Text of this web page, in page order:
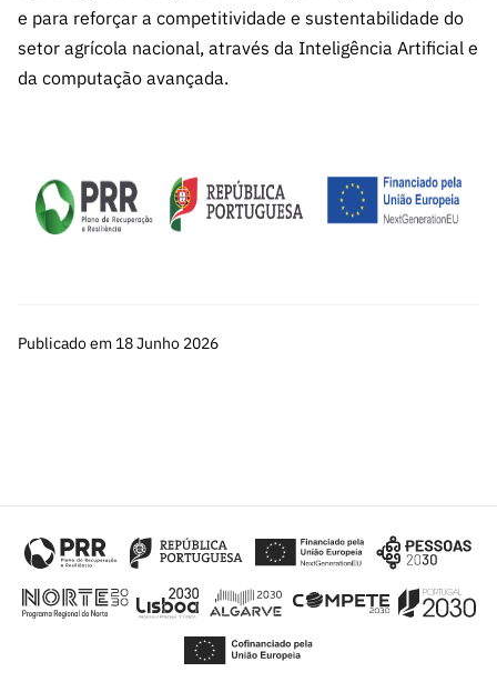
e para reforçar a competitividade e sustentabilidade do
setor agrícola nacional, através da Inteligência Artificial e
da computação avançada.
Publicado em 18 Junho 2026